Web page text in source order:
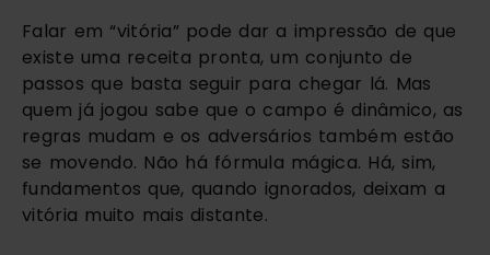
Falar em “vitória” pode dar a impressão de que
existe uma receita pronta, um conjunto de
passos que basta seguir para chegar lá. Mas
quem já jogou sabe que o campo é dinâmico, as
regras mudam e os adversários também estão
se movendo. Não há fórmula mágica. Há, sim,
fundamentos que, quando ignorados, deixam a
vitória muito mais distante.